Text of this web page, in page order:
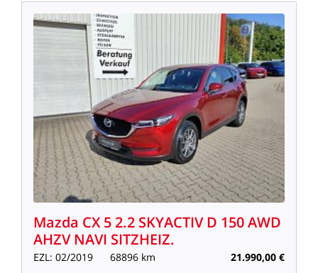
Mazda CX 52.2 SKYACTIV D 150AWD
AHZV NAVI SITZHEIZ.
EZL: 02/2019 68896 km 21.990,00 €